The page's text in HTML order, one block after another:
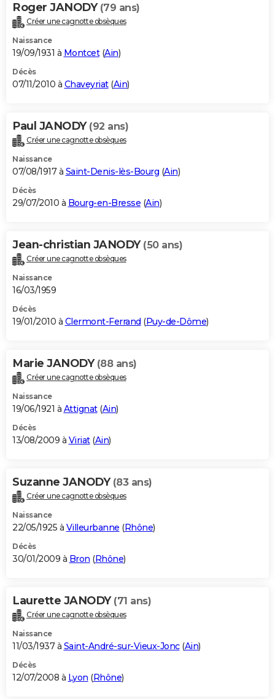
Roger JANODY (79 ans)
Créer une cagnotte obsèques
Naissance
19/09/1931 à Montcet(Ain)
Décès
07/11/2010 à Chaveyriat(Ain)
Paul JANODY (92 ans)
Créer une cagnotte obsèques
Naissance
07/08/1917 à Saint-Denis-lès-Bourg (Ain)
Décès
29/07/2010 à Bourg-en-Bresse (Ain)
Jean-christian JANODY (50 ans)
Créer une cagnotte obsèques
Naissance
16/03/1959
Décès
19/01/2010 à Clermont-Ferrand (Puy-de-Dôme)
Marie JANODY (88 ans)
Créer une cagnotte obsèques
Naissance
19/06/1921 à Attignat(Ain)
Décès
13/08/2009 à Viriat(Ain)
Suzanne JANODY (83 ans)
Créer une cagnotte obsèques
Naissance
22/05/1925 à Villeurbanne (Rhône)
Décès
30/01/2009 à Bron (Rhône)
Laurette JANODY (71 ans)
Créer une cagnotte obsèques
Naissance
11/03/1937 à Saint-André-sur-Vieux-Jonc(Ain)
Décès
12/07/2008 à Lyon (Rhône)